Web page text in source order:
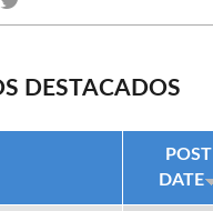
DESTACADOS
POST
DATE